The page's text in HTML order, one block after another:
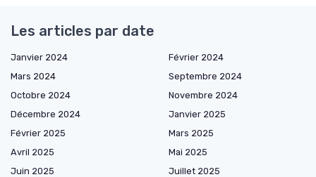
Les articles par date
Janvier 2024
Février 2024
Mars 2024
Septembre 2024
Octobre 2024
Novembre 2024
Décembre 2024
Janvier 2025
Février 2025
Mars 2025
Avril 2025
Mai 2025
Juin 2025
Juillet 2025